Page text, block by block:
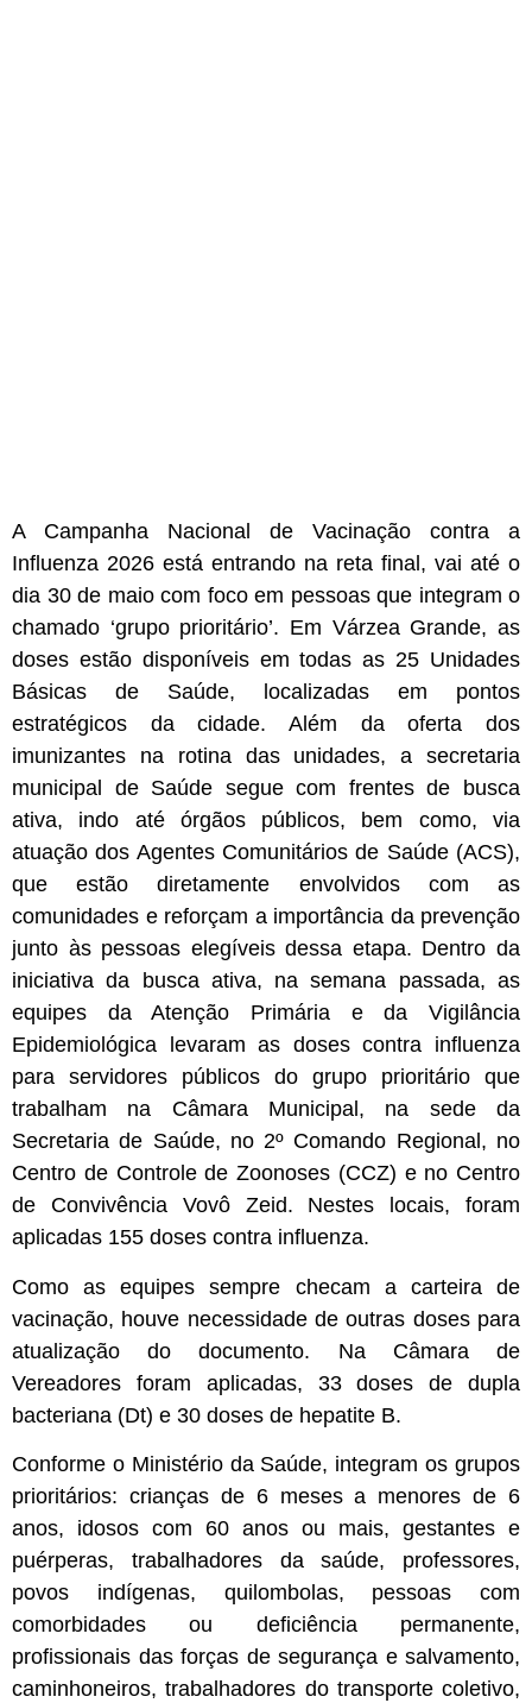
A Campanha Nacional de Vacinação contra a
Influenza 2026 está entrando na reta final, vai até o
dia 30 de maio com foco em pessoas que integram o
chamado ‘grupo prioritário’. Em Várzea Grande, as
doses estão disponíveis em todas as 25 Unidades
Básicas de Saúde, localizadas em pontos
estratégicos da cidade. Além da oferta dos
imunizantes na rotina das unidades, a secretaria
municipal de Saúde segue com frentes de busca
ativa, indo até órgãos públicos, bem como, via
atuação dos Agentes Comunitários de Saúde (ACS),
que estão diretamente envolvidos com as
comunidades e reforçam a importância da prevenção
junto às pessoas elegíveis dessa etapa. Dentro da
iniciativa da busca ativa, na semana passada, as
equipes da Atenção Primária e da Vigilância
Epidemiológica levaram as doses contra influenza
para servidores públicos do grupo prioritário que
trabalham na Câmara Municipal, na sede da
Secretaria de Saúde, no 2º Comando Regional, no
Centro de Controle de Zoonoses (CCZ) e no Centro
de Convivência Vovô Zeid. Nestes locais, foram
aplicadas 155 doses contra influenza.
Como as equipes sempre checam a carteira de
vacinação, houve necessidade de outras doses para
atualização do documento. Na Câmara de
Vereadores foram aplicadas, 33 doses de dupla
bacteriana (Dt) e 30 doses de hepatite B.
Conforme o Ministério da Saúde, integram os grupos
prioritários: crianças de 6 meses a menores de 6
anos, idosos com 60 anos ou mais, gestantes e
puérperas, trabalhadores da saúde, professores,
povos indígenas, quilombolas, pessoas com
comorbidades ou deficiência permanente,
profissionais das forças de segurança e salvamento,
caminhoneiros, trabalhadores do transporte coletivo,